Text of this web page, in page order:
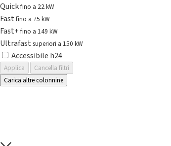
Quickfino a 22 kW
Fastfino a 75 kW
Fast+fino a 149 kW
Ultrafast superiori a 150 kW
Accessibile h24
Applica
Cancella filtri
Carica altre colonnine